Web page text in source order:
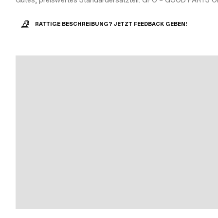
RATTIGE BESCHREIBUNG? JETZT FEEDBACK GEBEN!